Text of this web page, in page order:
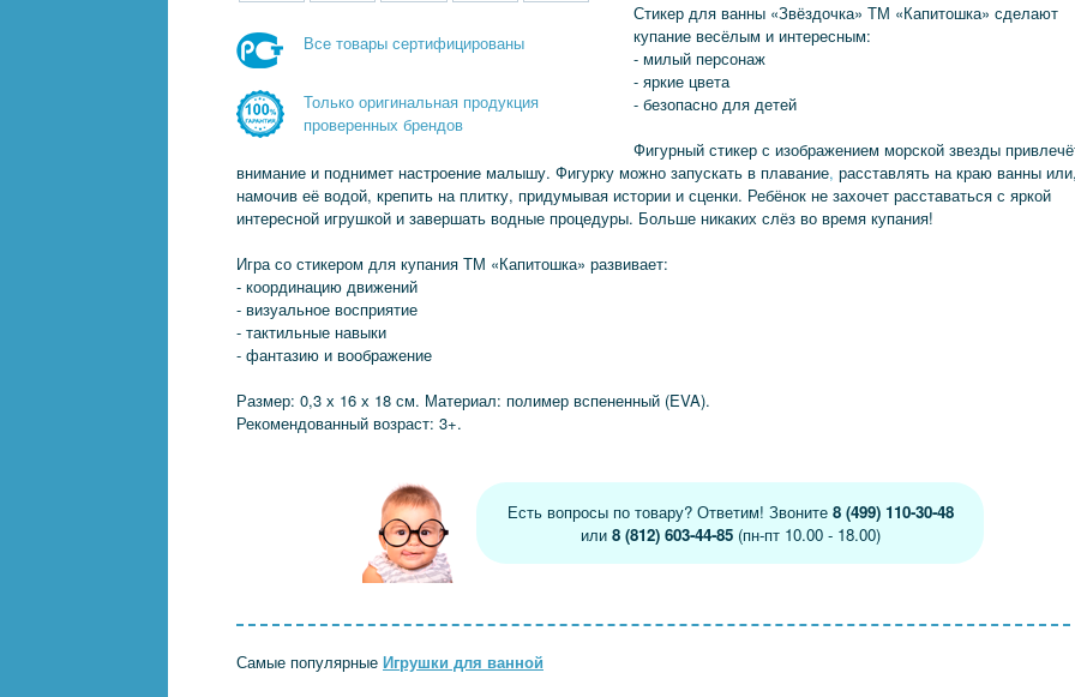
Все товары сертифицированы
Только оригинальная продукция
проверенных брендов
Стикер для ванны «Звёздочка» ТМ «Капитошка» сделают
купание весёлым и интересным:
- милый персонаж
- яркие цвета
- безопасно для детей
Фигурный стикер с изображением морской звезды
внимание и поднимет настроение малышу. Фигурку можно запускать в плавание, расставлять на краю ванны
намочив её водой, крепить на плитку, придумывая истории и сценки. Ребёнок не захочет расставаться с яркой
интересной игрушкой и завершать водные процедуры. Больше никаких слёз во время купания!
Игра со стикером для купания ТМ «Капитошка» развивает:
- координацию движений
- визуальное восприятие
- тактильные навыки
- фантазию и воображение
Размер: 0,3 х 16 х 18 см. Материал: полимер вспененный (EVA).
Рекомендованный возраст: 3+.
Есть вопросы по товару? Ответим! Звоните 8 (499) 110-30-48
или 8 (812) 603-44-85(пн-пт 10.00 - 18.00)
Самые популярные Игрушки для ванной